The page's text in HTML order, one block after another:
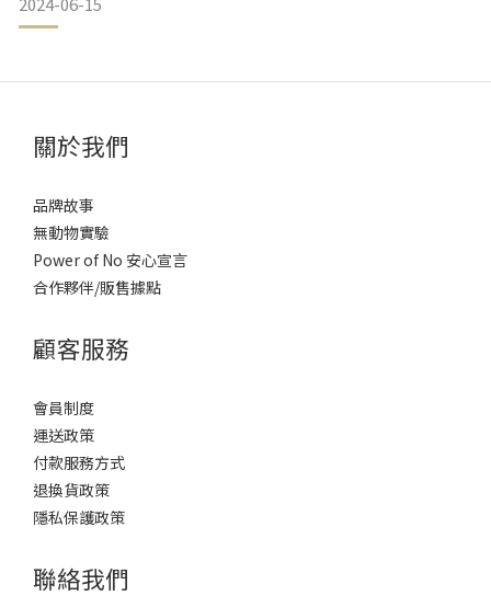
系統失調有關。天然之扉將與您深入探討異位性皮膚炎的成
因，並介紹有效的異膚保養和照護方法。
面：
遺傳
研究顯示，異位性皮
關於我們
品牌故事
無動物實驗
Power of No 安心宣言
合作夥伴/販售據點
顧客服務
會員制度
運送政策
付款服務方式
退換貨政策
隱私保護政策
聯絡我們